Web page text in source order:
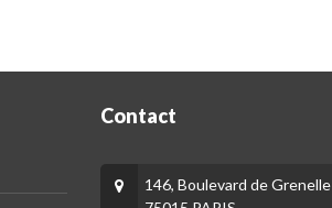
Contact
146, Boulevard de Grenelle